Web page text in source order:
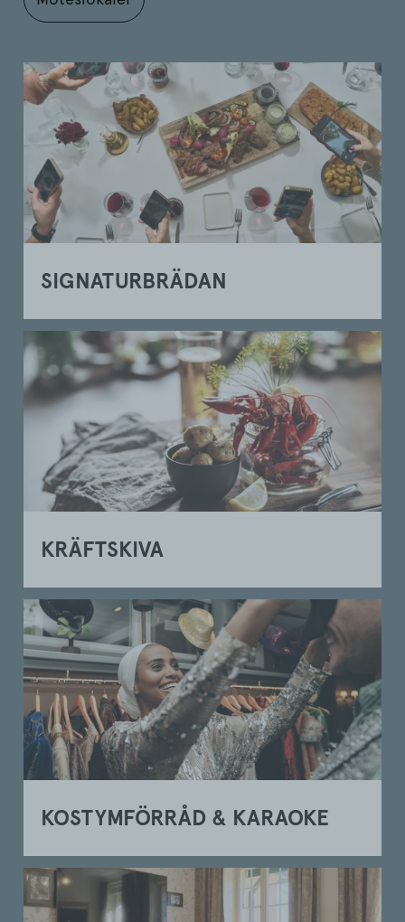
SIGNATURBRÄDAN
KRÄFTSKIVA
KOSTYMFÖRRÅD & KARAOKE